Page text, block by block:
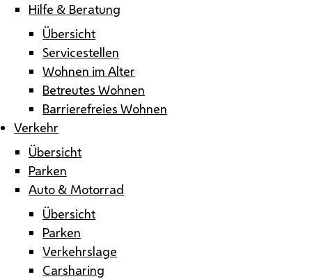
Hilfe & Beratung
Übersicht
Servicestellen
Wohnen im Alter
Betreutes Wohnen
Barrierefreies Wohnen
Verkehr
Übersicht
Parken
Auto & Motorrad
Übersicht
Parken
Verkehrslage
Carsharing